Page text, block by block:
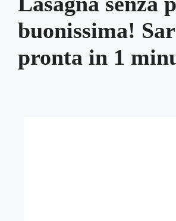
buonissima!
pronta in 1